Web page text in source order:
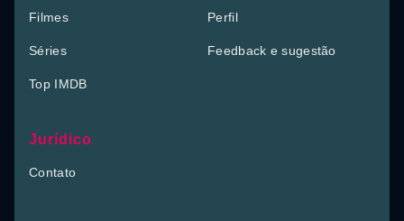
Filmes
Séries
Top IMDB
Perfil
Feedback e sugestão
Jurídico
Contato